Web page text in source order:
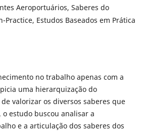
Aeroportuários, Saberes do
Estudos Baseados em Prática
no trabalho apenas com a
uma hierarquização do
valorizar os diversos saberes que
estudo buscou analisar a
e a articulação dos saberes dos